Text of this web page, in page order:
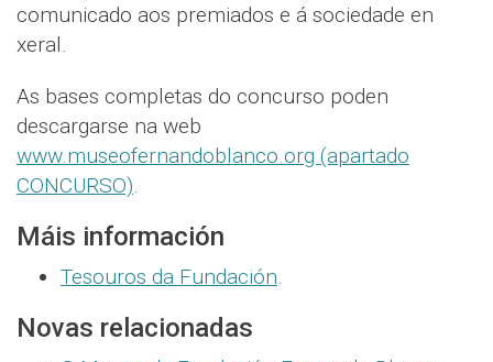
comunicado aos premiados e á sociedade en
xeral.
As bases completas do concurso poden
descargarse na web
www.museofernandoblanco.org (apartado
CONCURSO).
Máis información
Tesouros da Fundación.
Novas relacionadas